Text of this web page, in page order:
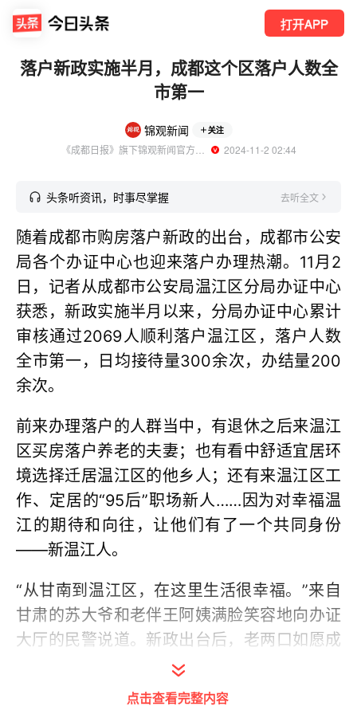
打开APP
落户新政实施半月，成都这个区落户人数全
市第一
锦观新闻 关注
  2024-11-2 02:44
头条听资讯，时事尽掌握 去听全文
随着成都市购房落户新政的出台，成都市公安
局各个办证中心也迎来落户办理热潮。11月2
日，记者从成都市公安局温江区分局办证中心
获悉，新政实施半月以来，分局办证中心累计
审核通过2069人顺利落户温江区，落户人数
全市第一，日均接待量300余次，办结量200
余次。
前来办理落户的人群当中，有退休之后来温江
区买房落户养老的夫妻；也有看中舒适宜居环
境选择迁居温江区的他乡人；还有来温江区工
作、定居的“95后”职场新人……因为对幸福温
江的期待和向往，让他们有了一个共同身份
——新温江人。
“从甘南到温江区，在这里生活很幸福。”来自
甘肃的苏大爷和老伴王阿姨满脸笑容地向办证
大厅的民警说道。新政出台后，老两口如愿成
为了温江区的新市民。苏大爷说，温江区的居
住环境特别巴适，自家小区附近的江安河边，
点击查看完整内容